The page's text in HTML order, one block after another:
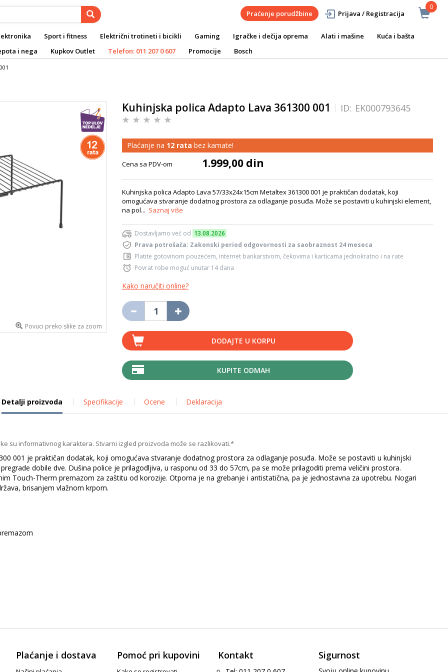
0
Praćenje porudžbine Prijava / Registracija
Sport i fitness Električni trotineti i bicikli Gaming Igračke i dečija oprema Alati i mašine
Kuća i bašta
i nega
Kupkov Outlet Telefon: 011 207 0 607 Promocije Bosch
Povuci preko slike za zoom
Kuhinjska polica Adapto Lava 361300 001 ID: EK000793645
Plaćanje na 12 rata bez kamate!
Cena sa PDV-om 1.999,00 din
Kuhinjska polica Adapto Lava 57/33x24x15cm Metaltex 361300 001 je praktičan dodatak, koji
omogućava stvaranje dodatnog prostora za odlaganje posuđa. Može se postaviti u kuhinjski element,
na pol... Saznaj više
Dostavljamo već od 13.08.2026
Prava potrošača: Zakonski period odgovornosti za saobraznost 24 meseca
Platite gotovinom pouzećem, internet bankarstvom, čekovima i karticama jednokratno i na rate
Povrat robe moguć unutar 14 dana
Kako naručiti online?
DODAJTE U KORPU
KUPITE ODMAH
Detalji proizvoda Specifikacije Ocene Deklaracija
su informativnog karaktera. Stvarni izgled proizvoda može se razlikovati.*
001 je praktičan dodatak, koji omogućava stvaranje dodatnog prostora za odlaganje posuđa. Može se postaviti u kuhinjski
dobile dve. Dušina police je prilagodljiva, u rasponu od 33 do 57cm, pa se može prilagoditi prema veličini prostora.
Touch-Therm premazom za zaštitu od korozije. Otporna je na grebanje i antistatična, pa je jednostavna za upotrebu. Nogari
brisanjem vlažnom krpom.
Plaćanje i dostava Pomoć pri kupovini Kontakt Sigurnost